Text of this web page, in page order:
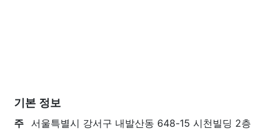
기본 정보
주 서울특별시 강서구 내발산동 648-15 시천빌딩 2층